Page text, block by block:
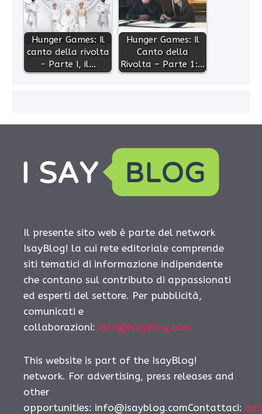
Hunger Games: Il
canto della rivolta
- Parte I, il…
Hunger Games: Il
Canto della
Rivolta – Parte 1:…
Il presente sito web è parte del network
IsayBlog! la cui rete editoriale comprende
siti tematici di informazione indipendente
che contano sul contributo di appassionati
ed esperti del settore. Per pubblicità,
comunicati e
collaborazioni: info@isayblog.com
This website is part of the IsayBlog!
network. For advertising, press releases and
other
opportunities: info@isayblog.comContattaci: